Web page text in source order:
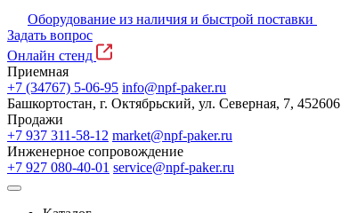
Оборудование из наличия и быстрой поставки
Задать вопрос
Онлайн стенд
Приемная
+7 (34767) 5-06-95 info@npf-paker.ru
Башкортостан, г. Октябрьский, ул. Северная, 7, 452606
Продажи
+7 937 311-58-12 market@npf-paker.ru
Инженерное сопровождение
+7 927 080-40-01 service@npf-paker.ru